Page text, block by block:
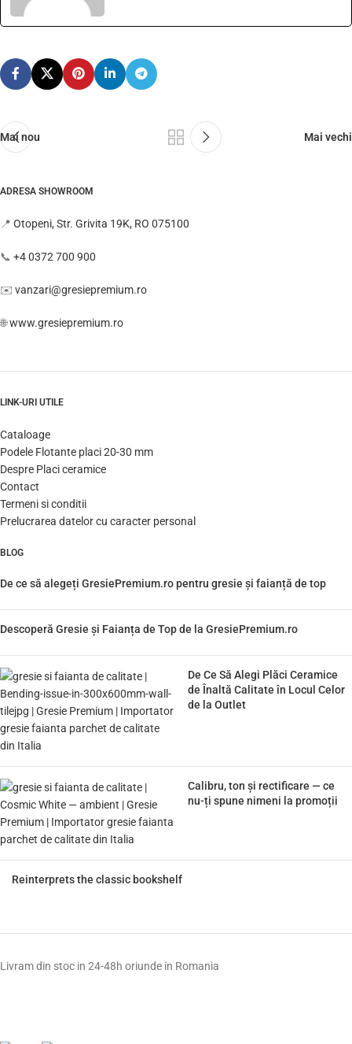
Mai nou Mai vechi
ADRESA SHOWROOM
📍 Otopeni, Str. Grivita 19K, RO 075100
📞 +4 0372 700 900
✉️ vanzari@gresiepremium.ro
🌐www.gresiepremium.ro
LINK-URI UTILE
Cataloage
Podele Flotante placi 20-30 mm
Despre Placi ceramice
Contact
Termeni si conditii
Prelucrarea datelor cu caracter personal
BLOG
De ce să alegeți GresiePremium.ro pentru gresie și faianță de top
Descoperă Gresie și Faianța de Top de la GresiePremium.ro
De Ce Să Alegi Plăci Ceramice
de Înaltă Calitate în Locul Celor
de la Outlet
Calibru, ton și rectificare — ce
nu-ți spune nimeni la promoții
Reinterprets the classic bookshelf
Livram din stoc in 24-48h oriunde in Romania